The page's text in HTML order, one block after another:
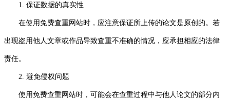
1. 保证数据的真实性
在使用免费查重网站时，应注意保证所上传的论文是原创的。若
出现盗用他人文章或作品导致查重不准确的情况，应承担相应的法律
责任。
2. 避免侵权问题
使用免费查重网站时，可能会在查重过程中与他人论文的部分内